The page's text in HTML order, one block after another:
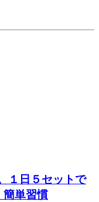
１日５セットで
簡単習慣